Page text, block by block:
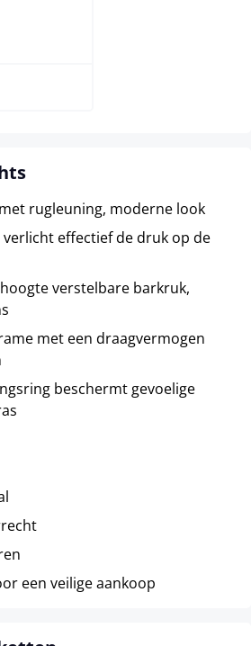
rugleuning, moderne look
verlicht effectief de druk op de
verstelbare barkruk,
met een draagvermogen
beschermt gevoelige
een veilige aankoop